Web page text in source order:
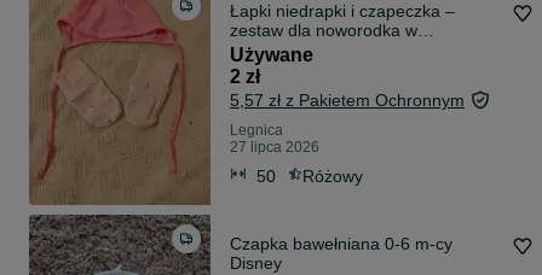
Łapki niedrapki i czapeczka –
zestaw dla noworodka w
odcieniach różu
Używane
2 zł
5,57 zł z Pakietem Ochronnym
Legnica
27 lipca 2026
50 Różowy
Czapka bawełniana 0-6 m-cy
Disney